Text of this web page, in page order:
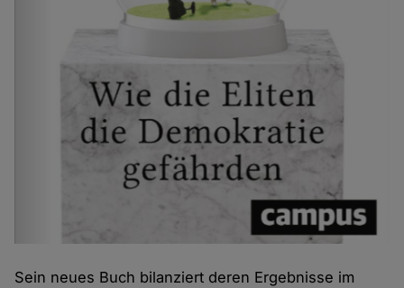
Sein neues Buch bilanziert deren Ergebnisse im